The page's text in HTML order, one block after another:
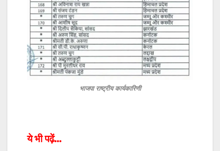
भाजपा राष्ट्रीय कार्यकारिणी
ये भी पढ़ें…